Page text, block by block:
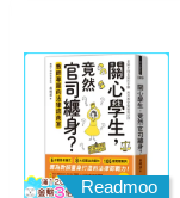
Readmoo